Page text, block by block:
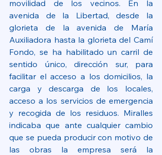
movilidad de los vecinos. En la
avenida de la Libertad, desde la
glorieta de la avenida de María
Auxiliadora hasta la glorieta del Camí
Fondo, se ha habilitado un carril de
sentido único, dirección sur, para
facilitar el acceso a los domicilios, la
carga y descarga de los locales,
acceso a los servicios de emergencia
y recogida de los residuos. Miralles
indicaba que ante cualquier cambio
que se pueda producir con motivo de
las obras la empresa será la